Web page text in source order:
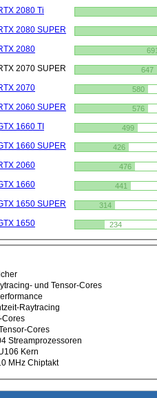
Geforce RTX 2080 Ti
Geforce RTX 2080 SUPER
Geforce RTX 2080
2070 SUPER 647
2070 580
2060 SUPER 576
1660 TI 499
1660 SUPER 426
2060 476
1660 441
1650 SUPER 314
1650 234
und Tensor-Cores
Raytracing
Cores
Cores
Streamprozessoren
Kern
MHz Chiptakt